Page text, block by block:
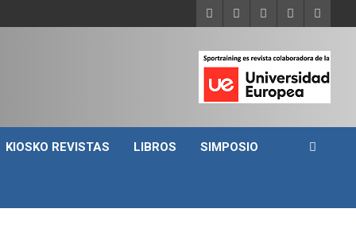
KIOSKO REVISTAS LIBROS SIMPOSIO